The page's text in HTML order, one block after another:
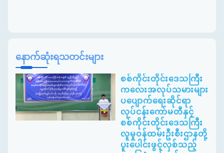
နောက်ဆုံးရသတင်းများ
စစ်ကိုင်းတိုင်းဒေသကြီး
ကလေးအလုပ်သမားများ
ပပျောက်ရေးဆိုင်ရာ
လုပ်ငန်းကော်မတီနှင့်
စစ်ကိုင်းတိုင်းဒေသကြီး
လူမှုဝန်ထမ်းဦးစီးဌာနတို့
ပူးပေါင်းဖွင့်လှစ်သည့်